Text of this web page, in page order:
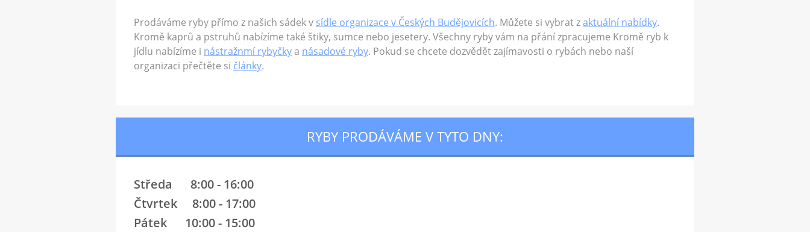
Prodáváme ryby přímo z našich sádek v sídle organizace v Českých Budějovicích. Můžete si vybrat zaktuální nabídky.
Kromě kaprů a pstruhů nabízíme také štiky, sumce nebo jesetery. Všechny ryby vám na přání zpracujeme Kromě ryb k
jídlu nabízíme i nástražnmí rybyčkya násadové ryby. Pokud se chcete dozvědět zajímavosti o rybách nebo naší
organizaci přečtěte si články.
RYBY PRODÁVÁME V TYTO DNY:
Středa 8:00 - 16:00
Čtvrtek 8:00 - 17:00
Pátek 10:00 - 15:00